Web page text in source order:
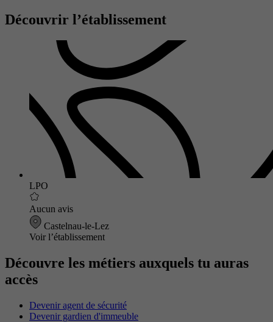
Découvrir l’établissement
LPO
Aucun avis
Castelnau-le-Lez
Voir l’établissement
Découvre les métiers auxquels tu auras
accès
Devenir agent de sécurité
Devenir gardien d'immeuble